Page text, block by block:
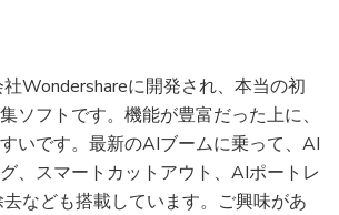
Wondershareに開発され、本当の初
ソフトです。機能が豊富だった上に、
いです。最新のAIブームに乗って、AI
、スマートカットアウト、AIポートレ
なども搭載しています。ご興味があ